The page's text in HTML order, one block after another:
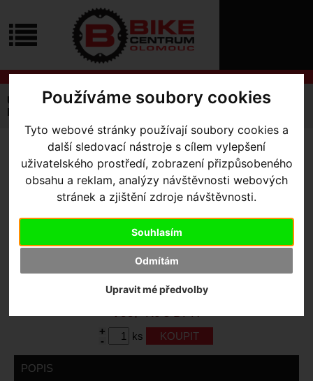
Používáme soubory cookies
Tyto webové stránky používají soubory cookies a
další sledovací nástroje s cílem vylepšení
uživatelského prostředí, zobrazení přizpůsobeného
obsahu a reklam, analýzy návštěvnosti webových
stránek a zjištění zdroje návštěvnosti.
Souhlasím
Odmítám
Upravit mé předvolby
O
REGISTRACE
ZTRATILI
Úvodní strana Výbava pro kolo
Údržba a čištění
Kartáče, pračky
SADA KARTÁČŮ PARKTOOL
BCB-4.2
Park Tool
Kód výrobce:
PT-BCB-4-2
Ano, v Olomouci
Dodací lhůta:
IHNED
24 měsíců
+
-
ks
POPIS